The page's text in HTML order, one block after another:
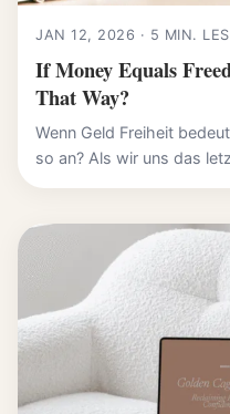
JAN 12, 2026 · 5 MIN.
If Money Equals
That Way?
Wenn Geld Freiheit
so an? Als wir uns das